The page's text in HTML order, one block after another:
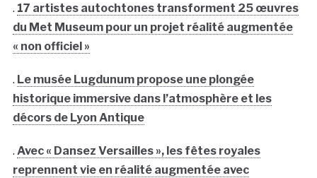
. 17 artistes autochtones transforment 25 œuvres
du Met Museum pour un projet réalité augmentée
« non officiel »
. Le musée Lugdunum propose une plongée
historique immersive dans l’atmosphère et les
décors de Lyon Antique
. Avec « Dansez Versailles », les fêtes royales
reprennent vie en réalité augmentée avec